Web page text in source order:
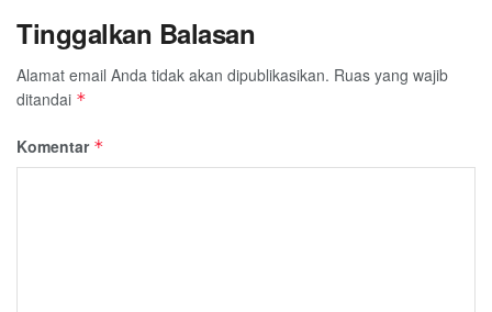
Tinggalkan Balasan
Alamat email Anda tidak akan dipublikasikan. Ruas yang wajib
ditandai *
Komentar *